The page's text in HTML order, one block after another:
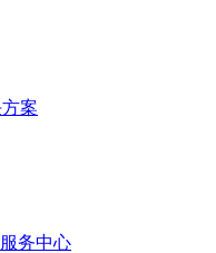
案
务中心